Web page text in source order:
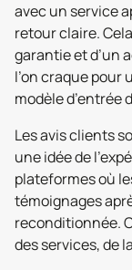
avec un service
retour claire.
garantie et d’un
l’on craque pour
modèle d’entrée
Les avis clients
une idée de
plateformes où
témoignages
reconditionnée.
des services, de